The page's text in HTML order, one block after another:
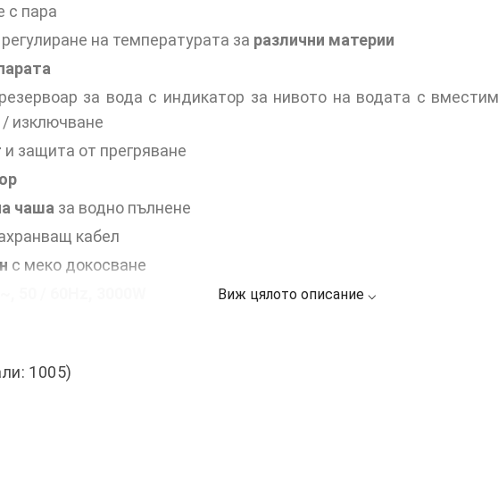
с пара
регулиране на температурата за различни материи
за вода с индикатор за нивото на водата с
изключване
и защита от прегряване
чаша за водно пълнене
кабел
с меко докосване
1005)